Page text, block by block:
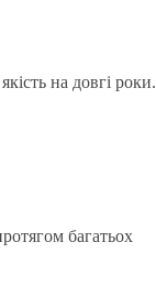
на довгі роки.
багатьох